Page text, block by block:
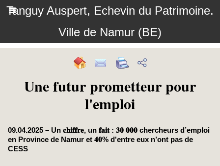
Tanguy Auspert, Echevin du Patrimoine.
Ville de Namur (BE)
Une futur prometteur pour
l'emploi
09.04.2025 – Un 𝐜𝐡𝐢𝐟𝐟𝐫𝐞, un 𝐟𝐚𝐢𝐭 : 𝟑𝟎 𝟎𝟎𝟎 chercheurs d’emploi
en Province de Namur et 𝟒𝟎% d'entre eux n’ont pas de
CESS